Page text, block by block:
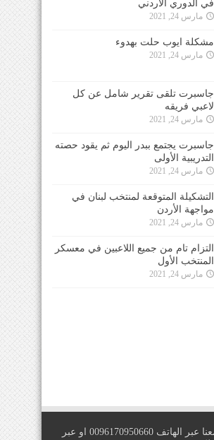
في الدوري الأردني
مارس 24, 2021
مشكلة ايوب حلت بهدوء
مارس 24, 2021
جاسبرت تلقى تقرير شامل عن كل
لاعبي فريقه
مارس 24, 2021
جاسبرت يجتمع ببدر اليوم ثم يقود حصته
التدريبية الأولى
مارس 24, 2021
التشكيلة المتوقعة لمنتخب لبنان في
مواجهة الأردن
مارس 24, 2021
التزام تام من جميع اللاعبين في معسكر
المنتخب الأول
مارس 24, 2021
للتواصل معنا عبر الهاتف 0096170950660 او عبر